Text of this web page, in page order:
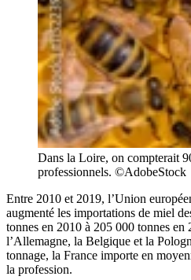
Dans la Loire, on compterait
professionnels. ©AdobeStock
Entre 2010 et 2019, l’Union
augmenté les importations de miel
tonnes en 2010 à 205 000 tonnes en
l’Allemagne, la Belgique et la
tonnage, la France importe en
la profession.